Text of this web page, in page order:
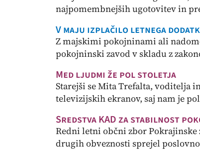
najpomembnejših ugotovitev in
V maju izplačilo letnega
Z majskimi pokojninami ali
pokojninski zavod v skladu z
Med ljudmi že pol stoletja
Starejši se Mita Trefalta, voditelja
televizijskih ekranov, saj nam je
Sredstva KAD za stabilnost
Redni letni občni zbor
drugih obveznosti sprejel